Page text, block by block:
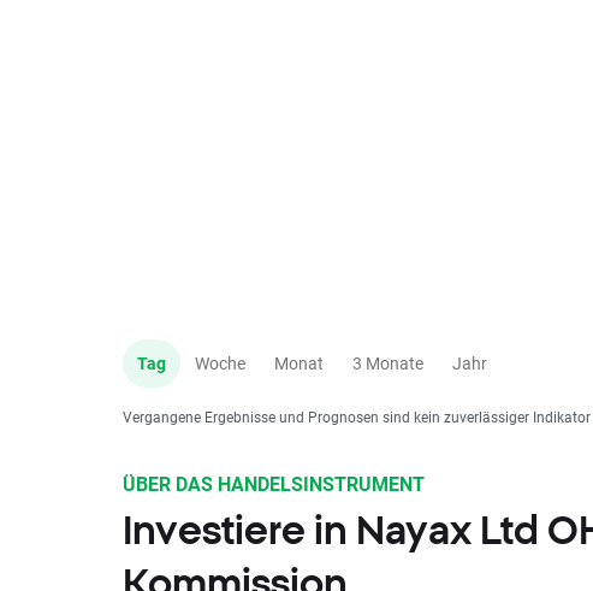
Tag Woche Monat 3 Monate Jahr
Vergangene Ergebnisse und Prognosen sind kein zuverlässiger
ÜBER DAS HANDELSINSTRUMENT
Investiere in Nayax Ltd